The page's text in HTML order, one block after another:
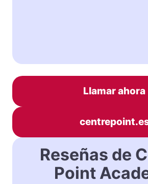
Llamar ahora
Reseñas de
Point